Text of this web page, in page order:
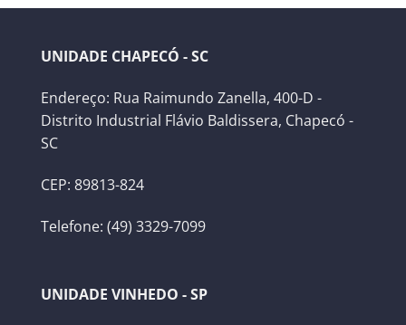
UNIDADE CHAPECÓ - SC
Endereço: Rua Raimundo Zanella, 400-D -
Distrito Industrial Flávio Baldissera, Chapecó -
SC
CEP: 89813-824
Telefone: (49) 3329-7099
UNIDADE VINHEDO - SP